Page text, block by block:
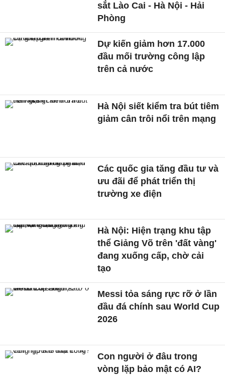
sắt Lào Cai - Hà Nội - Hải
Phòng
Dự kiến giảm hơn 17.000
đầu mối trường công lập
trên cả nước
Hà Nội siết kiểm tra bút tiêm
giảm cân trôi nổi trên mạng
Các quốc gia tăng đầu tư và
ưu đãi để phát triển thị
trường xe điện
Hà Nội: Hiện trạng khu tập
thể Giảng Võ trên 'đất vàng'
đang xuống cấp, chờ cải
tạo
Messi tỏa sáng rực rỡ ở lần
đầu đá chính sau World Cup
2026
Con người ở đâu trong
vòng lặp bảo mật có AI?